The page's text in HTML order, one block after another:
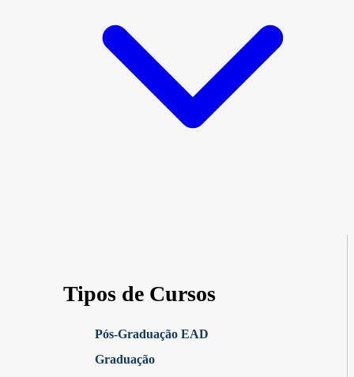
Tipos de Cursos
Pós-Graduação EAD
Graduação